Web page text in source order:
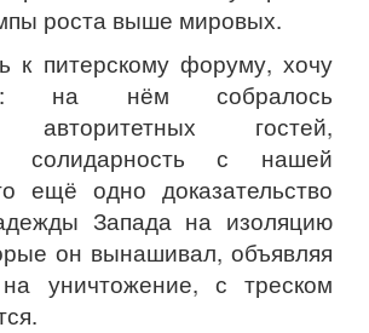
роста выше мировых.
к питерскому форуму, хочу
на нём собралось
авторитетных гостей,
солидарность с нашей
ещё одно доказательство
Запада на изоляцию
он вынашивал, объявляя
уничтожение, с треском